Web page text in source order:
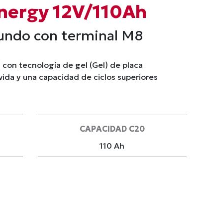
12V/110Ah
con terminal M8
tecnología de gel (Gel) de placa
y una capacidad de ciclos superiores
CAPACIDAD C20
110 Ah